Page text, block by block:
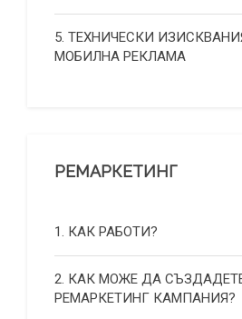
5. ТЕХНИЧЕСКИ
МОБИЛНА РЕКЛАМА
РЕМАРКЕТИНГ
1. КАК РАБОТИ?
2. КАК МОЖЕ ДА
РЕМАРКЕТИНГ КАМПАНИЯ?